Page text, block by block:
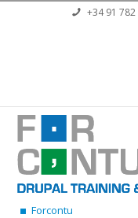
Pasar al contenido+34 91 782
Forcontu